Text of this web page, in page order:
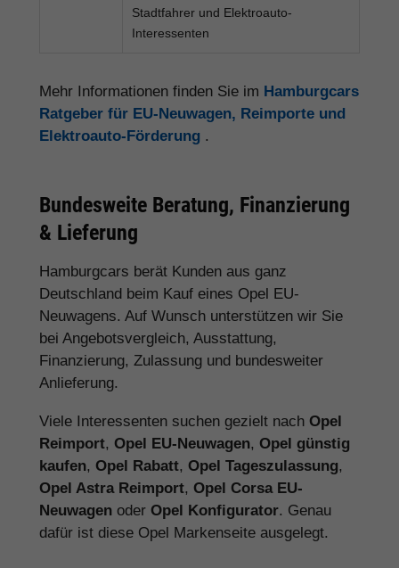
Stadtfahrer und Elektroauto-
Interessenten
Mehr Informationen finden Sie im Hamburgcars
Ratgeber für EU-Neuwagen, Reimporte und
Elektroauto-Förderung .
Bundesweite Beratung, Finanzierung
& Lieferung
Hamburgcars berät Kunden aus ganz
Deutschland beim Kauf eines Opel EU-
Neuwagens. Auf Wunsch unterstützen wir Sie
bei Angebotsvergleich, Ausstattung,
Finanzierung, Zulassung und bundesweiter
Anlieferung.
Viele Interessenten suchen gezielt nach Opel
Reimport, Opel EU-Neuwagen, Opel günstig
kaufen, Opel Rabatt, Opel Tageszulassung,
Opel Astra Reimport, Opel Corsa EU-
Neuwagen oder Opel Konfigurator. Genau
dafür ist diese Opel Markenseite ausgelegt.